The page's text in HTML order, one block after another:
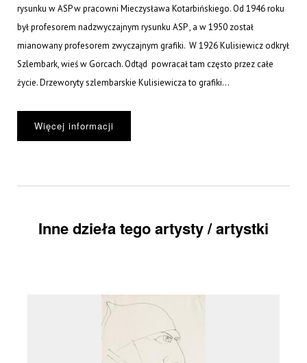
rysunku w ASP w pracowni Mieczysława Kotarbińskiego. Od 1946 roku
był profesorem nadzwyczajnym rysunku ASP , a w 1950 został
mianowany profesorem zwyczajnym grafiki. W 1926 Kulisiewicz odkrył
Szlembark, wieś w Gorcach. Odtąd powracał tam często przez całe
życie. Drzeworyty szlembarskie Kulisiewicza to grafiki...
Więcej informacji
Inne dzieła tego artysty / artystki